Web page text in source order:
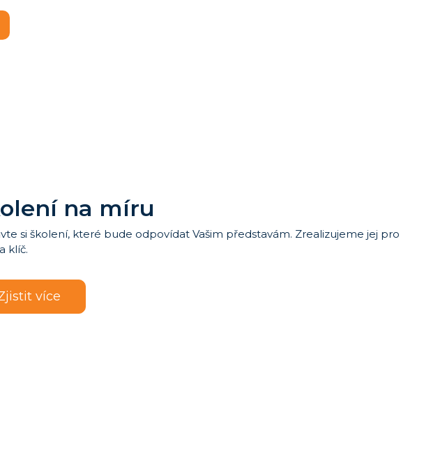
na míru
si školení, které bude odpovídat Vašim představám. Zrealizujeme jej pro
klíč.
více